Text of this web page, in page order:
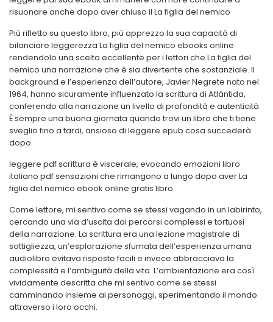
risuonare anche dopo aver chiuso il La figlia del nemico
Più rifletto su questo libro, più apprezzo la sua capacità di
bilanciare leggerezza La figlia del nemico ebooks online
rendendolo una scelta eccellente per i lettori che La figlia del
nemico una narrazione che è sia divertente che sostanziale. Il
background e l’esperienza dell’autore, Javier Negrete nato nel
1964, hanno sicuramente influenzato la scrittura di Atlántida,
conferendo alla narrazione un livello di profondità e autenticità.
È sempre una buona giornata quando trovi un libro che ti tiene
sveglio fino a tardi, ansioso di leggere epub cosa succederà
dopo.
leggere pdf scrittura è viscerale, evocando emozioni libro
italiano pdf sensazioni che rimangono a lungo dopo aver La
figlia del nemico ebook online gratis libro.
Come lettore, mi sentivo come se stessi vagando in un labirinto,
cercando una via d’uscita dai percorsi complessi e tortuosi
della narrazione. La scrittura era una lezione magistrale di
sottigliezza, un’esplorazione sfumata dell’esperienza umana
audiolibro evitava risposte facili e invece abbracciava la
complessità e l’ambiguità della vita. L’ambientazione era così
vividamente descritta che mi sentivo come se stessi
camminando insieme ai personaggi, sperimentando il mondo
attraverso i loro occhi.